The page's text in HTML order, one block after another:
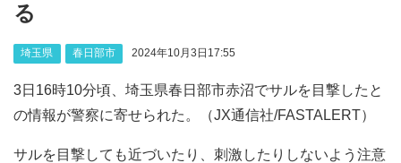
る
埼玉県 春日部市 2024年10月3日17:55
3日16時10分頃、埼玉県春日部市赤沼でサルを目撃したと
の情報が警察に寄せられた。（JX通信社/FASTALERT）
サルを目撃しても近づいたり、刺激したりしないよう注意